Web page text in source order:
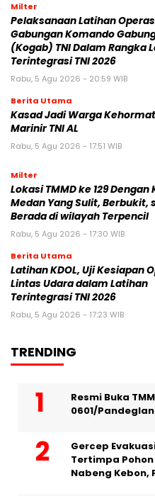
Milter
Pelaksanaan Latihan
Gabungan Komando
(Kogab) TNI Dalam Rangka
Terintegrasi TNI 2026
Rabu, 5 Agu 2026 - 20:59 WIB
Berita Utama
Kasad Jadi Warga
Marinir TNI AL
Rabu, 5 Agu 2026 - 17:51 WIB
Milter
Lokasi TMMD ke 129 Dengan
Medan Yang Sulit, Berbukit,
Berada di wilayah Terpencil
Rabu, 5 Agu 2026 - 17:30 WIB
Berita Utama
Latihan KDOL, Uji Kesiapan
Lintas Udara dalam Latihan
Terintegrasi TNI 2026
Rabu, 5 Agu 2026 - 17:23 WIB
TRENDING
Resmi Buka
0601/
Gercep
Tertimpa
Nabeng Kebon,